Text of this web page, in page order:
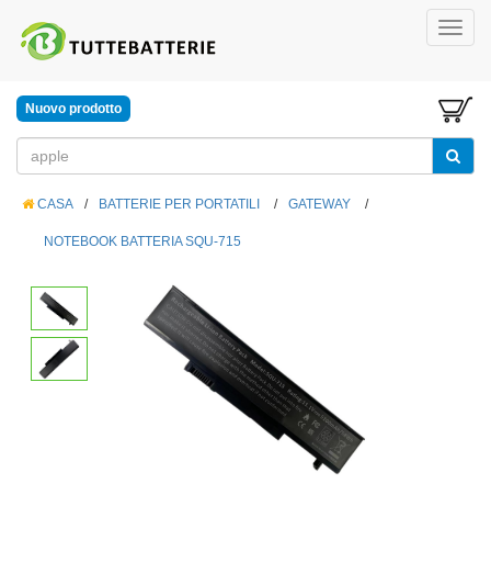
Nuovo prodotto
CASA / BATTERIE PER PORTATILI / GATEWAY /
NOTEBOOK BATTERIA SQU-715